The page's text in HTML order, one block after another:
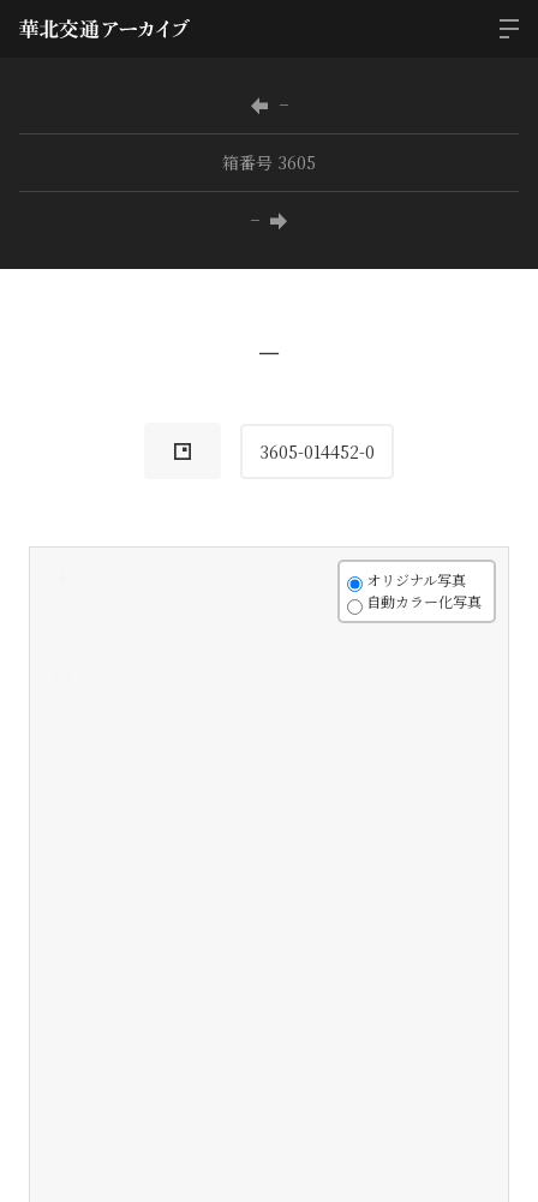
−
箱番号 3605
−
−
3605-014452-0
オリジナル写真
自動カラー化写真